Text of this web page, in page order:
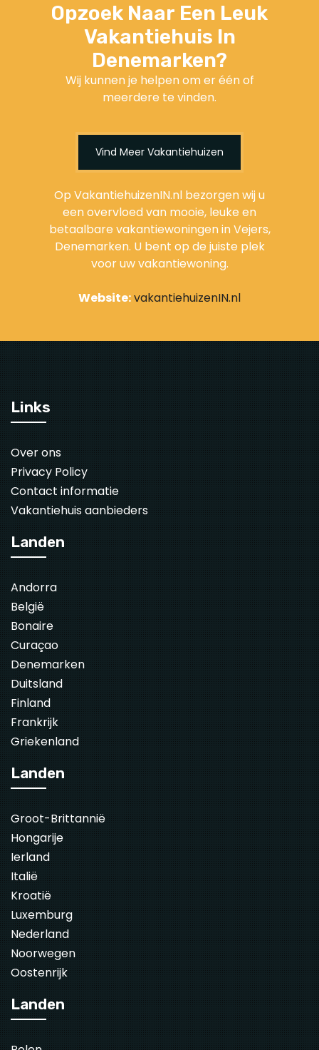
Opzoek Naar Een Leuk
Vakantiehuis In
Denemarken?
Wij kunnen je helpen om er één of
meerdere te vinden.
Vind Meer Vakantiehuizen
Op VakantiehuizenIN.nl bezorgen wij u
een overvloed van mooie, leuke en
betaalbare vakantiewoningen in Vejers,
Denemarken. U bent op de juiste plek
voor uw vakantiewoning.
Website:vakantiehuizenIN.nl
Links
Over ons
Privacy Policy
Contact informatie
Vakantiehuis aanbieders
Landen
Andorra
België
Bonaire
Curaçao
Denemarken
Duitsland
Finland
Frankrijk
Griekenland
Landen
Groot-Brittannië
Hongarije
Ierland
Italië
Kroatië
Luxemburg
Nederland
Noorwegen
Oostenrijk
Landen